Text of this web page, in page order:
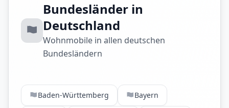
Bundesländer in
Deutschland
Wohnmobile in allen deutschen
Bundesländern
Baden-Württemberg Bayern